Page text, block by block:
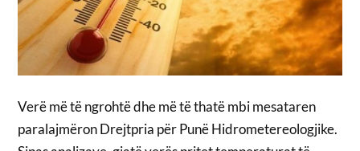
Verë më të ngrohtë dhe më të thatë mbi mesataren
paralajmëron Drejtpria për Punë Hidrometereologjike.